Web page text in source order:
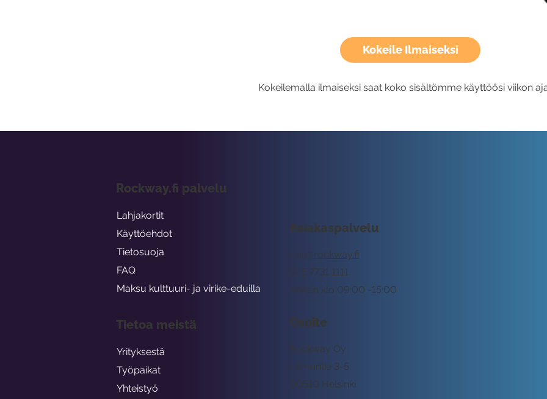
Kokeile Ilmaiseksi
Kokeilemalla ilmaiseksi saat koko sisältömme käyttöösi viikon
Asiakaspalvelu
tuki@rockway.fi
Arkisin klo 09:00 -15:00
045 7731 1111
Osoite
Rockway Oy
Lemuntie 3-5
00510 Helsinki
Rockway.fi palvelu
Lahjakortit
Käyttöehdot
Tietosuoja
FAQ
Maksu kulttuuri- ja virike-eduilla
Tietoa meistä
Yrityksestä
Työpaikat
Yhteistyö